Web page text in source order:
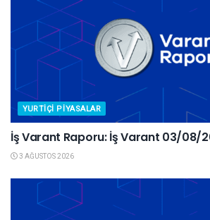
YURTIÇI PIYASALAR
İş Varant Raporu: İş Varant 03/08/
3 AĞUSTOS 2026